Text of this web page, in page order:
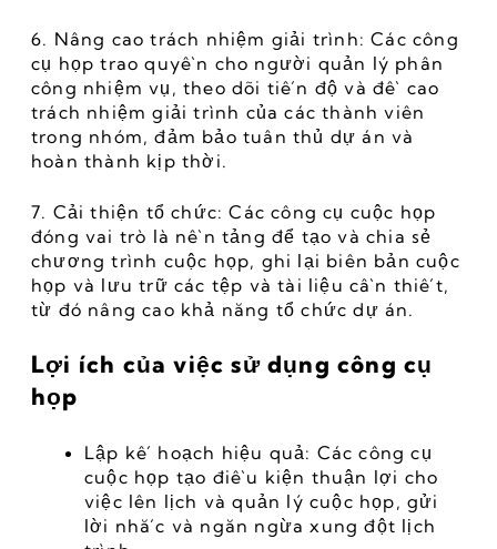
6. Nâng cao trách nhiệm giải trình: Các công
cụ họp trao quyền cho người quản lý phân
công nhiệm vụ, theo dõi tiến độ và đề cao
trách nhiệm giải trình của các thành viên
trong nhóm, đảm bảo tuân thủ dự án và
hoàn thành kịp thời.
7. Cải thiện tổ chức: Các công cụ cuộc họp
đóng vai trò là nền tảng để tạo và chia sẻ
chương trình cuộc họp, ghi lại biên bản cuộc
họp và lưu trữ các tệp và tài liệu cần thiết,
từ đó nâng cao khả năng tổ chức dự án.
Lợi ích của việc sử dụng công cụ
họp
Lập kế hoạch hiệu quả: Các công cụ
cuộc họp tạo điều kiện thuận lợi cho
việc lên lịch và quản lý cuộc họp, gửi
lời nhắc và ngăn ngừa xung đột lịch